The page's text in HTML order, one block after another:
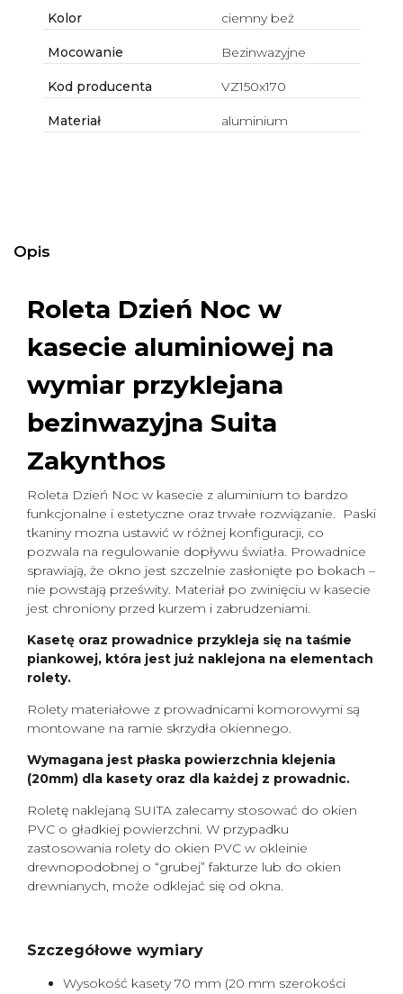
Kolor ciemny beż
Mocowanie Bezinwazyjne
Kod producenta VZ150x170
Materiał aluminium
Opis
Roleta Dzień Noc w
kasecie aluminiowej na
wymiar przyklejana
bezinwazyjna Suita
Zakynthos
Roleta Dzień Noc w kasecie z aluminium to bardzo
funkcjonalne i estetyczne oraz trwałe rozwiązanie. Paski
tkaniny mozna ustawić w różnej konfiguracji, co
pozwala na regulowanie dopływu światła. Prowadnice
sprawiają, że okno jest szczelnie zasłonięte po bokach –
nie powstają prześwity. Materiał po zwinięciu w kasecie
jest chroniony przed kurzem i zabrudzeniami.
Kasetę oraz prowadnice przykleja się na taśmie
piankowej, która jest już naklejona na elementach
rolety.
Rolety materiałowe z prowadnicami komorowymi są
montowane na ramie skrzydła okiennego.
Wymagana jest płaska powierzchnia klejenia
(20mm) dla kasety oraz dla każdej z prowadnic.
Roletę naklejaną SUITA zalecamy stosować do okien
PVC o gładkiej powierzchni. W przypadku
zastosowania rolety do okien PVC w okleinie
drewnopodobnej o “grubej” fakturze lub do okien
drewnianych, może odklejać się od okna.
Szczegółowe wymiary
Wysokość kasety 70 mm (20 mm szerokości